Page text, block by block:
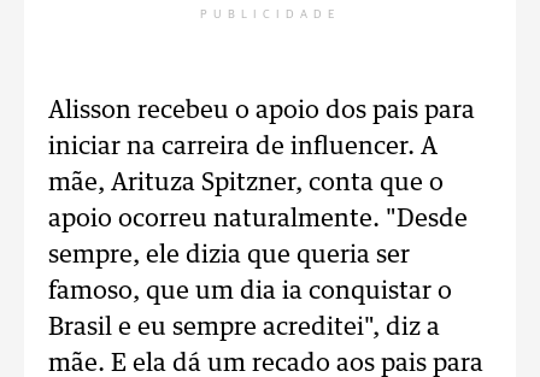
PUBLICIDADE
Alisson recebeu o apoio dos pais para
iniciar na carreira de influencer. A
mãe, Arituza Spitzner, conta que o
apoio ocorreu naturalmente. "Desde
sempre, ele dizia que queria ser
famoso, que um dia ia conquistar o
Brasil e eu sempre acreditei", diz a
mãe. E ela dá um recado aos pais para